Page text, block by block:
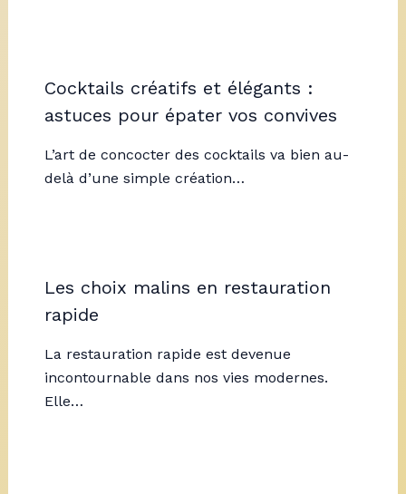
Cocktails créatifs et élégants :
astuces pour épater vos convives
L’art de concocter des cocktails va bien au-
delà d’une simple création…
Les choix malins en restauration
rapide
La restauration rapide est devenue
incontournable dans nos vies modernes.
Elle…